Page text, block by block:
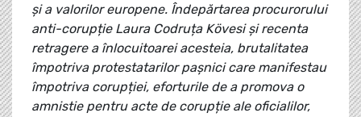
și a valorilor europene. Îndepărtarea procurorului
anti-corupție Laura Codruța Kövesi și recenta
retragere a înlocuitoarei acesteia, brutalitatea
împotriva protestatarilor pașnici care manifestau
împotriva corupției, eforturile de a promova o
amnistie pentru acte de corupție ale oficialilor,